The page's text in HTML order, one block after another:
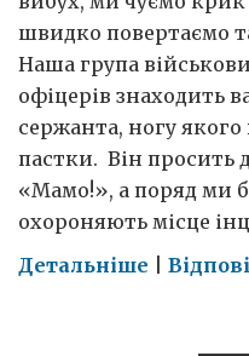
швидко повертаємо
Наша група
офіцерів знаходить
сержанта, ногу
пастки. Він просить
«Мамо!», а поряд ми
охороняють місце
Детальніше on